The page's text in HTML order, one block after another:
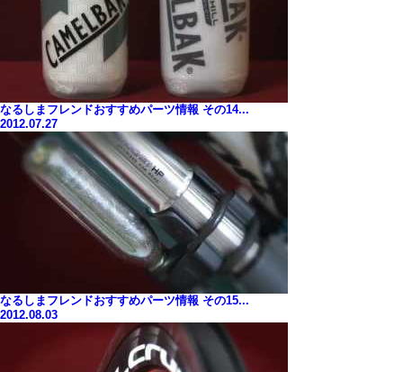
なるしまフレンドおすすめパーツ情報 その14...
2012.07.27
なるしまフレンドおすすめパーツ情報 その15...
2012.08.03